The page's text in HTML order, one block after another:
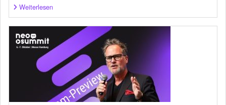
Weiterlesen